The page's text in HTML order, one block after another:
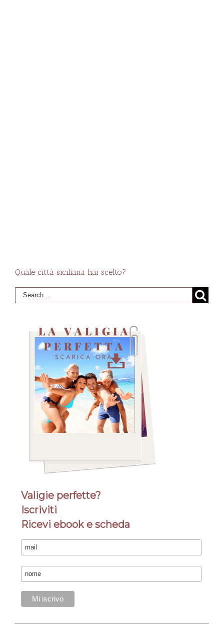
Quale città siciliana hai scelto?
Valigie perfette?
Iscriviti
Ricevi ebook e scheda